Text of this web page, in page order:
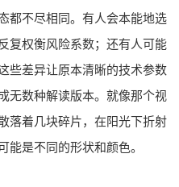
都不尽相同。有人会本能地选
复权衡风险系数；还有人可能
些差异让原本清晰的技术参数
无数种解读版本。就像那个视
落着几块碎片，在阳光下折射
能是不同的形状和颜色。